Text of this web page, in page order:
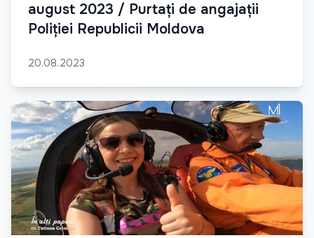
august 2023 / Purtați de angajații
Poliției Republicii Moldova
20.08.2023